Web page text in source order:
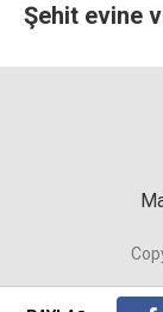
Şehit evine